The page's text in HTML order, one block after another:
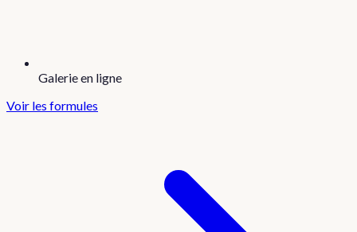
Galerie en ligne
Voir les formules